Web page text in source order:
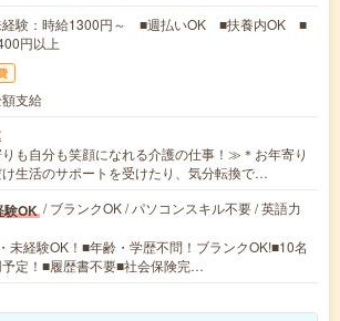
経験：時給1300円～ ■週払いOK ■扶養内OK ■
円以上
支給
も自分も笑顔になれる介護の仕事！≫＊お年寄り
生活のサポートを受けたり、気分転換で…
験OK / ブランクOK / パソコンスキル不要 / 英語力
未経験OK！■年齢・学歴不問！ブランクOK!■10名
予定！■履歴書不要■社会保険完…